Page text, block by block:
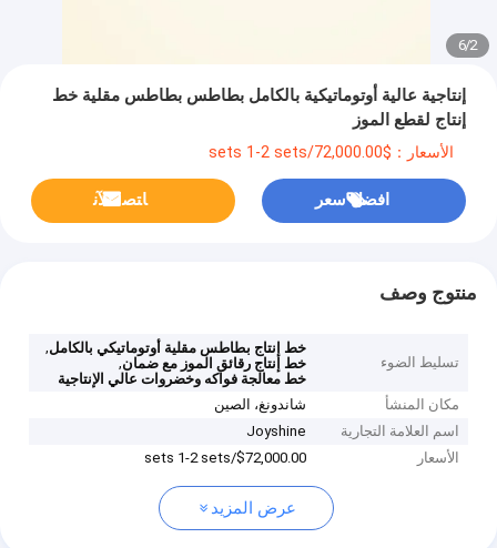
2
/
6
إنتاجية عالية أوتوماتيكية بالكامل بطاطس بطاطس مقلية خط
إنتاج لقطع الموز
الأسعار：$72,000.00/sets 1-2 sets
افضل سعر ﺎﺘﺼﻟ ﺍﻶﻧ
منتوج وصف
تسليط الضوء
خط إنتاج بطاطس مقلية أوتوماتيكي بالكامل,
خط إنتاج رقائق الموز مع ضمان,
خط معالجة فواكه وخضروات عالي الإنتاجية
مكان المنشأ
شاندونغ، الصين
اسم العلامة التجارية
Joyshine
الأسعار
$72,000.00/sets 1-2 sets
عرض المزيد